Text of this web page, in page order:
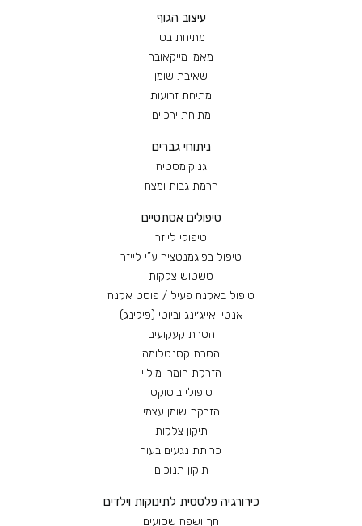
עיצוב הגוף
מתיחת בטן
מאמי מייקאובר
שאיבת שומן
מתיחת זרועות
מתיחת ירכיים
ניתוחי גברים
גניקומסטיה
הרמת גבות ומצח
טיפולים אסתטיים
טיפולי לייזר
טיפול בפיגמנטציה ע”י לייזר
טשטוש צלקות
טיפול באקנה פעיל / פוסט אקנה
אנטי-אייג׳ינג וביוטי (פילינג)
הסרת קעקועים
הסרת קסנטלומה
הזרקת חומרי מילוי
טיפולי בוטוקס
הזרקת שומן עצמי
תיקון צלקות
כריתת נגעים בעור
תיקון תנוכים
כירורגיה פלסטית לתינוקות וילדים
חך ושפה שסועים